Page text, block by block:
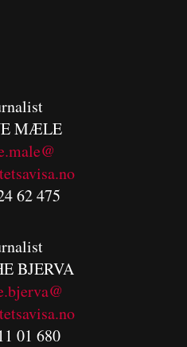
MÆLE
62 475
BJERVA
01 680